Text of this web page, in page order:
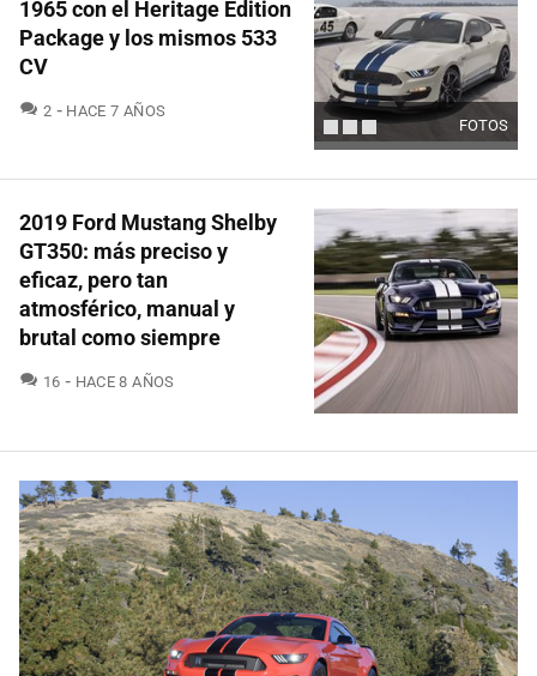
FOTOS
1965 con el Heritage Edition
Package y los mismos 533
CV
2 COMENTARIOS
HACE 7 AÑOS
2019 Ford Mustang Shelby
GT350: más preciso y
eficaz, pero tan
atmosférico, manual y
brutal como siempre
16 COMENTARIOS
HACE 8 AÑOS